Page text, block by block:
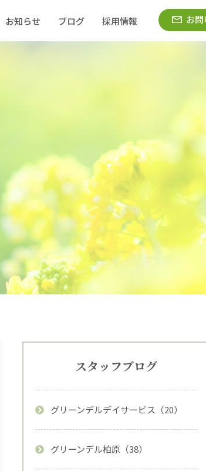
お知らせ ブログ 採用情報 お
スタッフブログ
グリーンデルデイサービス（20）
グリーンデル柏原（38）